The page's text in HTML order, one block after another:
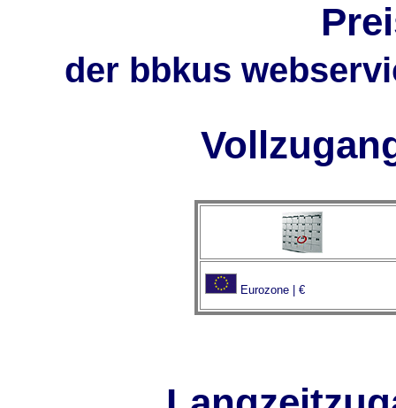
der bbkus
Eurozone | €